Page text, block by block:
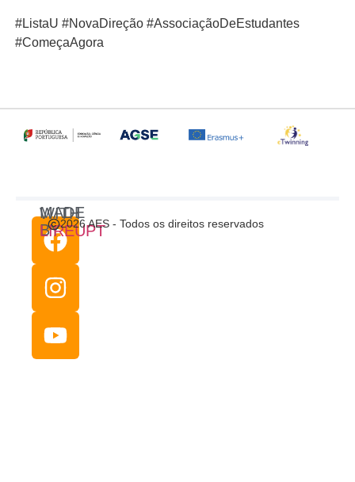
#ListaU #NovaDireção #AssociaçãoDeEstudantes
#ComeçaAgora
MADE WITH
BY
LIREUPT
2026 AES - Todos os direitos reservados